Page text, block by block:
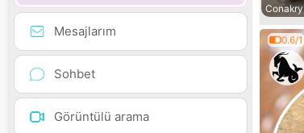
Mesajlarım
Sohbet
Görüntülü arama
Conakry
0.6/1